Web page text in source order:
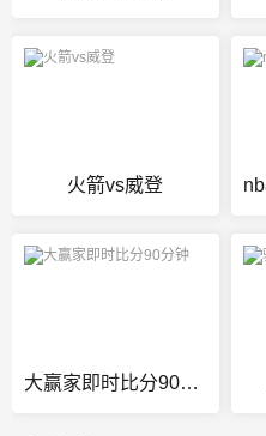
火箭vs威登
大赢家即时比分90分钟